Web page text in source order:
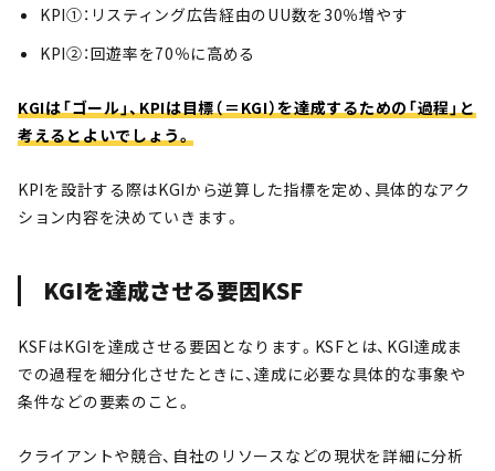
KPI①：リスティング広告経由のUU数を30％増やす
KPI②：回遊率を70％に高める
KGIは「ゴール」、KPIは目標（＝KGI）を達成するための「過程」と
考えるとよいでしょう。
KPIを設計する際はKGIから逆算した指標を定め、具体的なアク
ション内容を決めていきます。
KGIを達成させる要因KSF
KSFはKGIを達成させる要因となります。KSFとは、KGI達成ま
での過程を細分化させたときに、達成に必要な具体的な事象や
条件などの要素のこと。
クライアントや競合、自社のリソースなどの現状を詳細に分析